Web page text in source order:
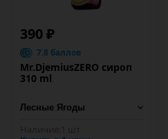
390 ₽
7.8 баллов
Mr.DjemiusZERO сироп
310 ml